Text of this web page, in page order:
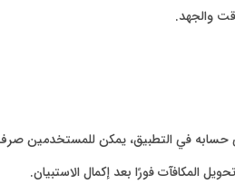
والجهد.
في التطبيق، يمكن للمستخدمين صرف
المكافآت فورًا بعد إكمال الاستبيان.